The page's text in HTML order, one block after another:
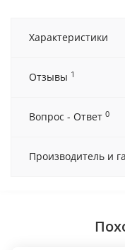
Характеристики
Отзывы 1
Вопрос - Ответ 0
Производитель и